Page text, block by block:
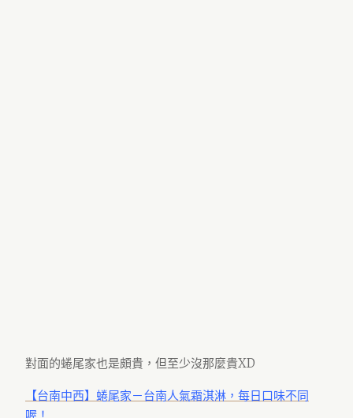
對面的蜷尾家也是頗貴，但至少沒那麼貴XD
【台南中西】蜷尾家－台南人氣霜淇淋，每日口味不同